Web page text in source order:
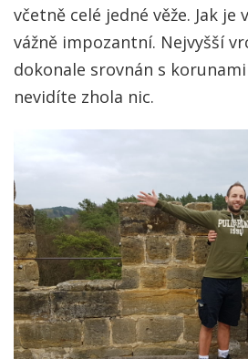
včetně celé jedné věže. Jak je
vážně impozantní. Nejvyšší
dokonale srovnán s
nevidíte zhola nic.